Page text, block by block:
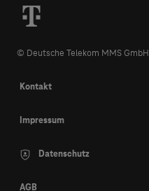
© Deutsche Telekom MMS GmbH
Kontakt
Impressum
Datenschutz
AGB